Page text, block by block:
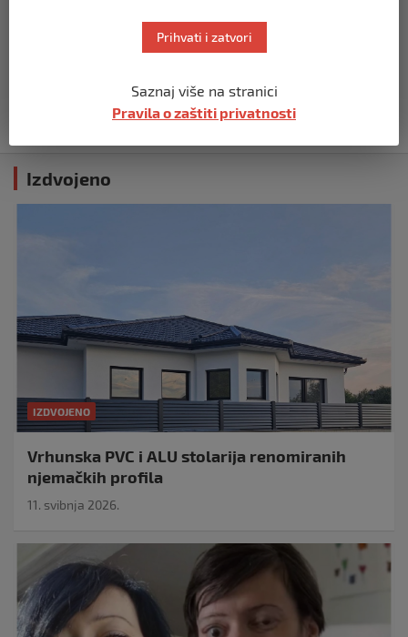
Dohu
prije 11 mjeseci
Izdvojeno
IZDVOJENO
Vrhunska PVC i ALU stolarija renomiranih
njemačkih profila
11. svibnja 2026.
Prihvati i zatvori
Saznaj više na stranici
Pravila o zaštiti privatnosti